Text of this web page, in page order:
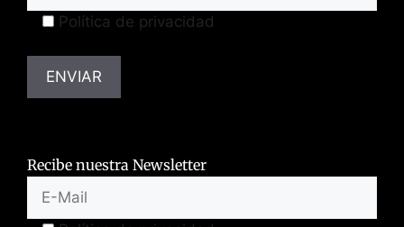
Política de privacidad
Recibe nuestra Newsletter